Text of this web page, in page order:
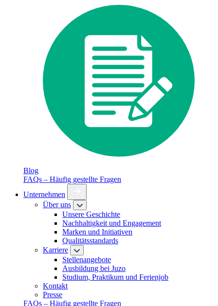
Blog
FAQs – Häufig gestellte Fragen
Unternehmen
Über uns
Unsere Geschichte
Nachhaltigkeit und Engagement
Marken und Initiativen
Qualitätsstandards
Karriere
Stellenangebote
Ausbildung bei Juzo
Studium, Praktikum und Ferienjob
Kontakt
Presse
FAQs – Häufig gestellte Fragen